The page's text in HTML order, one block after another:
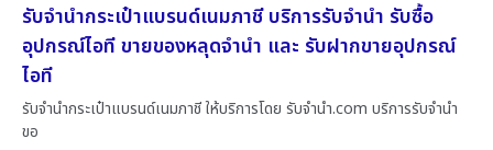
รับจำนำกระเป๋าแบรนด์เนมภาชี บริการรับจำนำ รับซื้อ
อุปกรณ์ไอที ขายของหลุดจำนำ และ รับฝากขายอุปกรณ์
ไอที
รับจำนำกระเป๋าแบรนด์เนมภาชี ให้บริการโดย รับจํานํา.com บริการรับจำนำ
ขอ